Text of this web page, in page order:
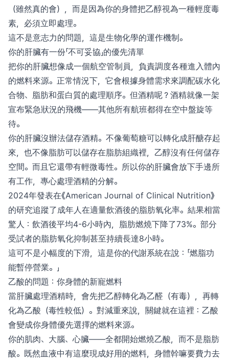
（雖然真的會），而是因為你的身體把乙醇視為一種輕度毒
素，必須立即處理。
這不是意志力的問題，這是生物化學的運作機制。
你的肝臟有一份「不可妥協」的優先清單
把你的肝臟想像成一個航空管制員，負責調度各種進入體內
的燃料來源。正常情況下，它會根據身體需求來調配碳水化
合物、脂肪和蛋白質的處理順序。但酒精呢？酒精就像一架
宣布緊急狀況的飛機——其他所有航班都得在空中盤旋等
待。
你的肝臟沒辦法儲存酒精。不像葡萄糖可以轉化成肝醣存起
來，也不像脂肪可以儲存在脂肪組織裡，乙醇沒有任何儲存
空間。而且它還帶有輕微毒性。所以你的肝臟會放下手邊所
有工作，專心處理酒精的分解。
2024年發表在《American Journal of Clinical Nutrition》
的研究追蹤了成年人在適量飲酒後的脂肪氧化率。結果相當
驚人：飲酒後平均4-6小時內，脂肪燃燒下降了73%。部分
受試者的脂肪氧化抑制甚至持續長達8小時。
這可不是小幅度的下滑，這是你的代謝系統在說：「燃脂功
能暫停營業。」
乙酸的問題：你身體的新寵燃料
當肝臟處理酒精時，會先把乙醇轉化為乙醛（有毒），再轉
化為乙酸（毒性較低）。對減重來說，關鍵就在這裡：乙酸
會變成你身體優先選擇的燃料來源。
你的肌肉、大腦、心臟——全都開始燃燒乙酸，而不是脂肪
酸。既然血液中有這麼現成好用的燃料，身體幹嘛要費力去